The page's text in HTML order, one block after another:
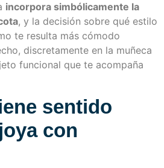
incorpora simbólicamente la
, y la decisión sobre qué estilo
te resulta más cómodo
discretamente en la muñeca
funcional que te acompaña
sentido
con